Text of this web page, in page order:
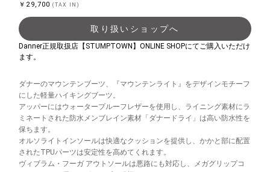
￥29,700(TAX IN)
取り扱いショップへ
Danner正規取扱店【STUMPTOWN】ONLINE SHOPにてご購入いただけ
ます。
ダナーのマウンテンブーツ、『マウンテンライト』をデザインモチーフ
にした軽量ハイキングブーツ。
アッパーにはウォータープルーフレザーを使用し、ライニング素材にラ
ミネートされた防水メンブレイン素材「ダナードライ」は高い防水性を
保ちます。
オルソライトインソールは快適なクッションを提供し、かかと部に配置
されたTPUパーツは安定性を高めてくれます。
ヴィブラム・フーガ アウトソールは悪路にも対応し、メガグリップコ